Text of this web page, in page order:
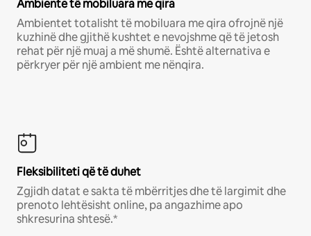
Ambiente të mobiluara me qira
Ambientet totalisht të mobiluara me qira ofrojnë një
kuzhinë dhe gjithë kushtet e nevojshme që të jetosh
rehat për një muaj a më shumë. Është alternativa e
përkryer për një ambient me nënqira.
Fleksibiliteti që të duhet
Zgjidh datat e sakta të mbërritjes dhe të largimit dhe
prenoto lehtësisht online, pa angazhime apo
shkresurina shtesë.*